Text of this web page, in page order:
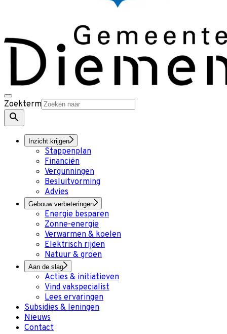
Zoekterm
Inzicht krijgen
Stappenplan
Financiën
Vergunningen
Besluitvorming
Advies
Gebouw verbeteringen
Energie besparen
Zonne-energie
Verwarmen & koelen
Elektrisch rijden
Natuur & groen
Aan de slag
Acties & initiatieven
Vind vakspecialist
Lees ervaringen
Subsidies & leningen
Nieuws
Contact